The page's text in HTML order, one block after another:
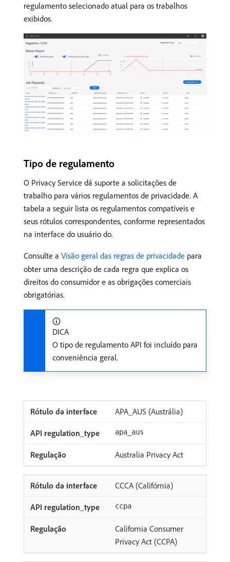
regulamento selecionado atual para os trabalhos
exibidos.
Tipo de regulamento
O Privacy Service dá suporte a solicitações de
trabalho para vários regulamentos de privacidade. A
tabela a seguir lista os regulamentos compatíveis e
seus rótulos correspondentes, conforme representados
na interface do usuário do.
Consulte a Visão geral das regras de privacidade para
obter uma descrição de cada regra que explica os
direitos do consumidor e as obrigações comerciais
obrigatórias.
DICA
O tipo de regulamento API foi incluído para
conveniência geral.
APA_AUS (Austrália)
apa_aus
Australia Privacy Act
CCCA (Califórnia)
ccpa
California Consumer
Privacy Act (CCPA)